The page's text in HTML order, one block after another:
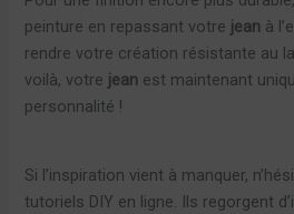
peinture en repassant votre jean à
rendre votre création résistante au
voilà, votre jean est maintenant
personnalité !
Si l’inspiration vient à manquer,
tutoriels DIY en ligne. Ils regorgent